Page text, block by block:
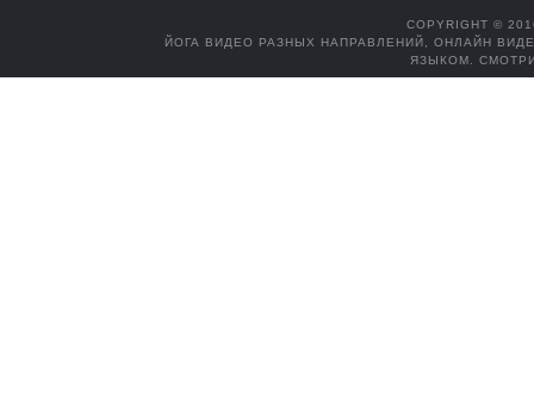
COPYRIGHT ©
ЙОГА ВИДЕО РАЗНЫХ НАПРАВЛЕНИЙ, ОНЛАЙН
ЯЗЫКОМ.